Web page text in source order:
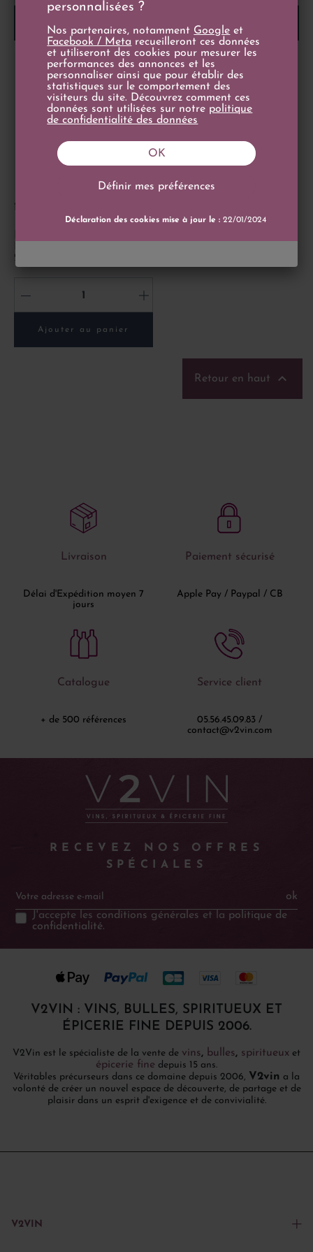
Ajouter au panier
243
- +
Ajouter au panier
Retour en haut 
Livraison
Délai d'Expédition moyen 7
jours
Paiement sécurisé
Apple Pay / Paypal / CB
Catalogue
+ de 500 références
Service client
05.56.45.09.83 /
contact@v2vin.com
RECEVEZ NOS OFFRES
SPÉCIALES
ok
J'accepte les conditions générales et la politique de
confidentialité.
V2VIN : VINS, BULLES, SPIRITUEUX ET
ÉPICERIE FINE DEPUIS 2006.
V2Vin est le spécialiste de la vente de vins, bulles, spiritueux et
épicerie fine depuis 15 ans.
Véritables précurseurs dans ce domaine depuis 2006, V2vin a la
volonté de créer un nouvel espace de découverte, de partage et de
plaisir dans un esprit d'exigence et de convivialité.
V2VIN
personnalisées ?
Nos partenaires, notamment Google et
Facebook / Meta recueilleront ces données
et utiliseront des cookies pour mesurer les
performances des annonces et les
personnaliser ainsi que pour établir des
statistiques sur le comportement des
visiteurs du site. Découvrez comment ces
données sont utilisées sur notre politique
de confidentialité des données
Définir mes préférences
OK
Déclaration des cookies mise à jour le :22/01/2024